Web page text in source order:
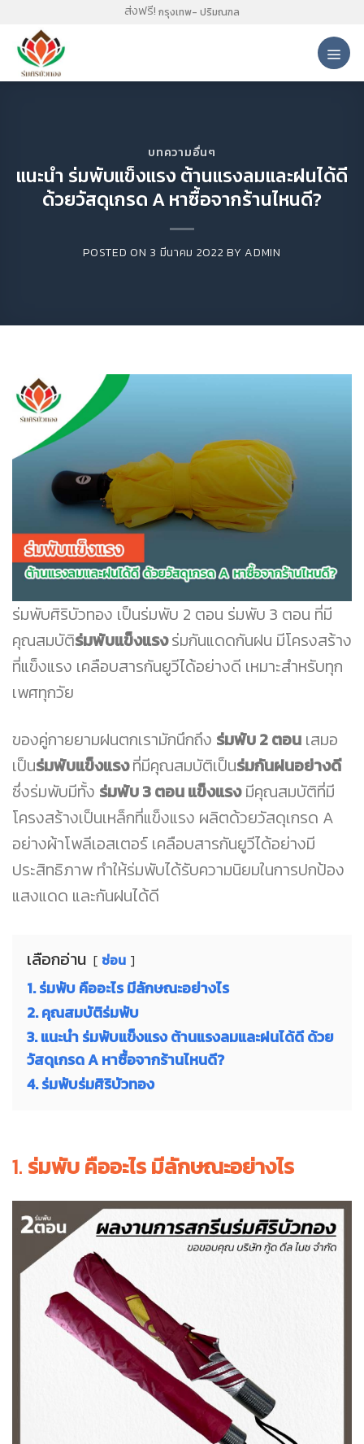
content
ส่งฟรี! กรุงเทพ- ปริมณฑล
บทความอื่นๆ
แนะนำ ร่มพับแข็งแรง ต้านแรงลมและฝนได้ดี
ด้วยวัสดุเกรด A หาซื้อจากร้านไหนดี?
POSTED ON 3 มีนาคม 2022BYADMIN
ร่มพับศิริบัวทอง เป็นร่มพับ 2 ตอน ร่มพับ 3 ตอน ที่มี
คุณสมบัติร่มพับแข็งแรงร่มกันแดดกันฝน มีโครงสร้าง
ที่แข็งแรง เคลือบสารกันยูวีได้อย่างดี เหมาะสำหรับทุก
เพศทุกวัย
ของคู่กายยามฝนตกเรามักนึกถึง ร่มพับ 2 ตอน เสมอ
เป็นร่มพับแข็งแรงที่มีคุณสมบัติเป็นร่มกันฝนอย่างดี
ซึ่งร่มพับมีทั้ง ร่มพับ 3 ตอน แข็งแรงมีคุณสมบัติที่มี
โครงสร้างเป็นเหล็กที่แข็งแรง ผลิตด้วยวัสดุเกรด A
อย่างผ้าโพลีเอสเตอร์ เคลือบสารกันยูวีได้อย่างมี
ประสิทธิภาพ ทำให้ร่มพับได้รับความนิยมในการปกป้อง
แสงแดด และกันฝนได้ดี
เลือกอ่าน ซ่อน
1. ร่มพับ คืออะไร มีลักษณะอย่างไร
2. คุณสมบัติร่มพับ
3. แนะนำ ร่มพับแข็งแรง ต้านแรงลมและฝนได้ดี ด้วย
วัสดุเกรด A หาซื้อจากร้านไหนดี?
4. ร่มพับร่มศิริบัวทอง
1. ร่มพับ คืออะไร มีลักษณะอย่างไร